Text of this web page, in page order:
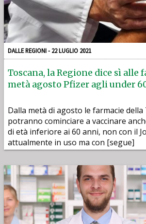
DALLE REGIONI - 22 LUGLIO 2021
Toscana, la Regione dice sì alle
metà agosto Pfizer agli under
Dalla metà di agosto le farmacie della
potranno cominciare a vaccinare
di età inferiore ai 60 anni, non con il
attualmente in uso ma con [segue]